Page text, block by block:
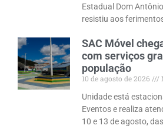
Estadual Dom
resistiu aos
SAC Móvel
com serviços
população
10 de agosto de 2026
Unidade está
Eventos e realiza
10 e 13 de agosto,